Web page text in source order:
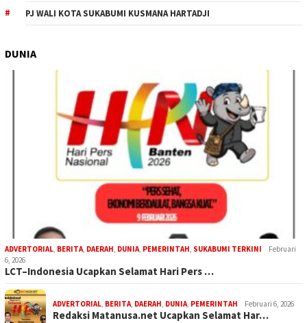
PJ WALI KOTA SUKABUMI KUSMANA HARTADJI
DUNIA
ADVERTORIAL, BERITA, DAERAH, DUNIA, PEMERINTAH, SUKABUMI TERKINI
Februari
6, 2026
LCT–Indonesia Ucapkan Selamat Hari Pers …
ADVERTORIAL, BERITA, DAERAH, DUNIA, PEMERINTAH Februari 6, 2026
Redaksi Matanusa.net Ucapkan Selamat Har…